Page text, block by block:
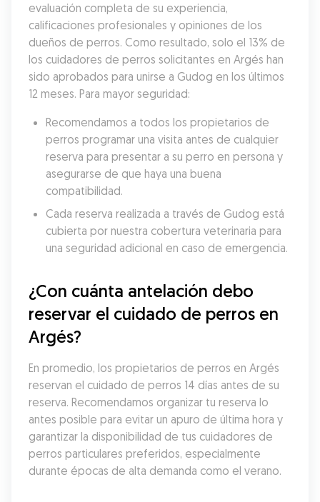
evaluación completa de su experiencia,
calificaciones profesionales y opiniones de los
dueños de perros. Como resultado, solo el 13% de
los cuidadores de perros solicitantes en Argés han
sido aprobados para unirse a Gudog en los últimos
12 meses. Para mayor seguridad:
Recomendamos a todos los propietarios de
perros programar una visita antes de cualquier
reserva para presentar a su perro en persona y
asegurarse de que haya una buena
compatibilidad.
Cada reserva realizada a través de Gudog está
cubierta por nuestra cobertura veterinaria para
una seguridad adicional en caso de emergencia.
¿Con cuánta antelación debo
reservar el cuidado de perros en
Argés?
En promedio, los propietarios de perros en Argés
reservan el cuidado de perros 14 días antes de su
reserva. Recomendamos organizar tu reserva lo
antes posible para evitar un apuro de última hora y
garantizar la disponibilidad de tus cuidadores de
perros particulares preferidos, especialmente
durante épocas de alta demanda como el verano.